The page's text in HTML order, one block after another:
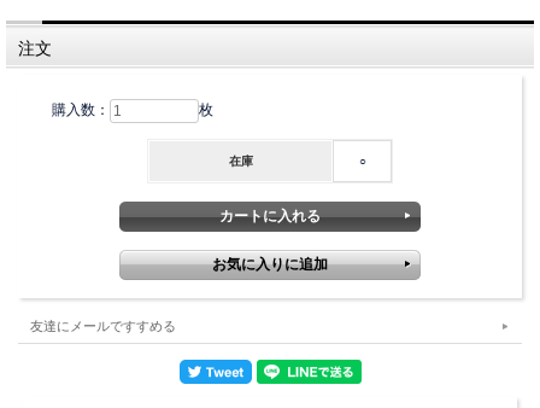
注文
購入数： 枚
在庫 ○
友達にメールですすめる